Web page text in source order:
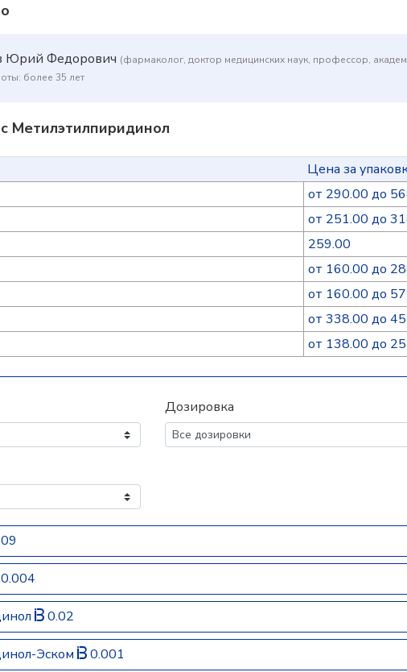
Юрий Федорович (фармаколог, доктор медицинских наук, профессор,
более 35 лет
Метилэтилпиридинол
Цена за
от 290.00 до
от 251.00 до
259.00
от 160.00 до
от 160.00 до
от 338.00 до
от 138.00 до
Дозировка
0.004
0.02
Эском 0.001